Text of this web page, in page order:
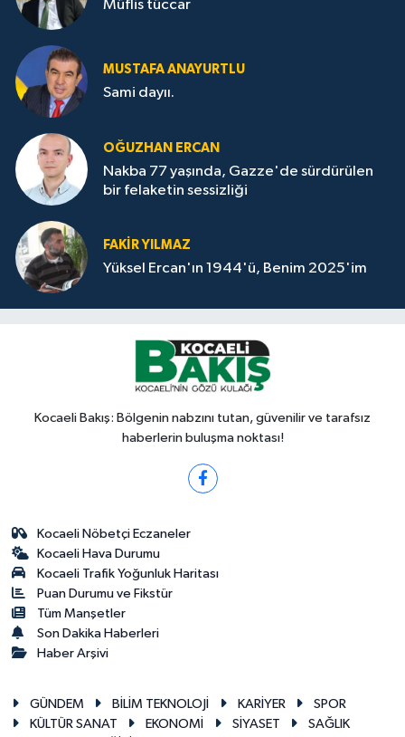
Müflis tüccar
MUSTAFA ANAYURTLU
Sami dayıı.
OĞUZHAN ERCAN
Nakba 77 yaşında, Gazze'de sürdürülen
bir felaketin sessizliği
FAKİR YILMAZ
Yüksel Ercan'ın 1944'ü, Benim 2025'im
Kocaeli Bakış: Bölgenin nabzını tutan, güvenilir ve tarafsız
haberlerin buluşma noktası!
Kocaeli Nöbetçi Eczaneler
Kocaeli Hava Durumu
Kocaeli Trafik Yoğunluk Haritası
Puan Durumu ve Fikstür
Tüm Manşetler
Son Dakika Haberleri
Haber Arşivi
GÜNDEM BİLİM TEKNOLOJİ KARİYER
SPOR
KÜLTÜR SANAT
EKONOMİ SİYASET
SAĞLIK